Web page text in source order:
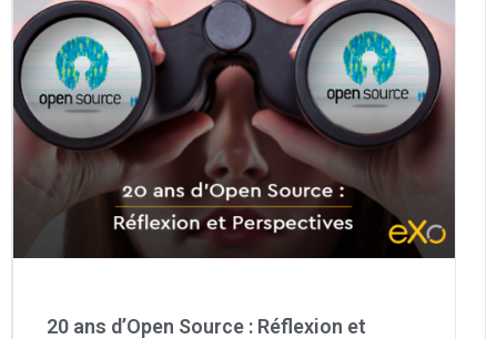
IA maitrisée
Architecture
Sécurité
Open source
Offre Enterprise
Offre Professionnelle
A propos d’eXo
Centre de ressources
20 ans d’Open Source : Réflexion et